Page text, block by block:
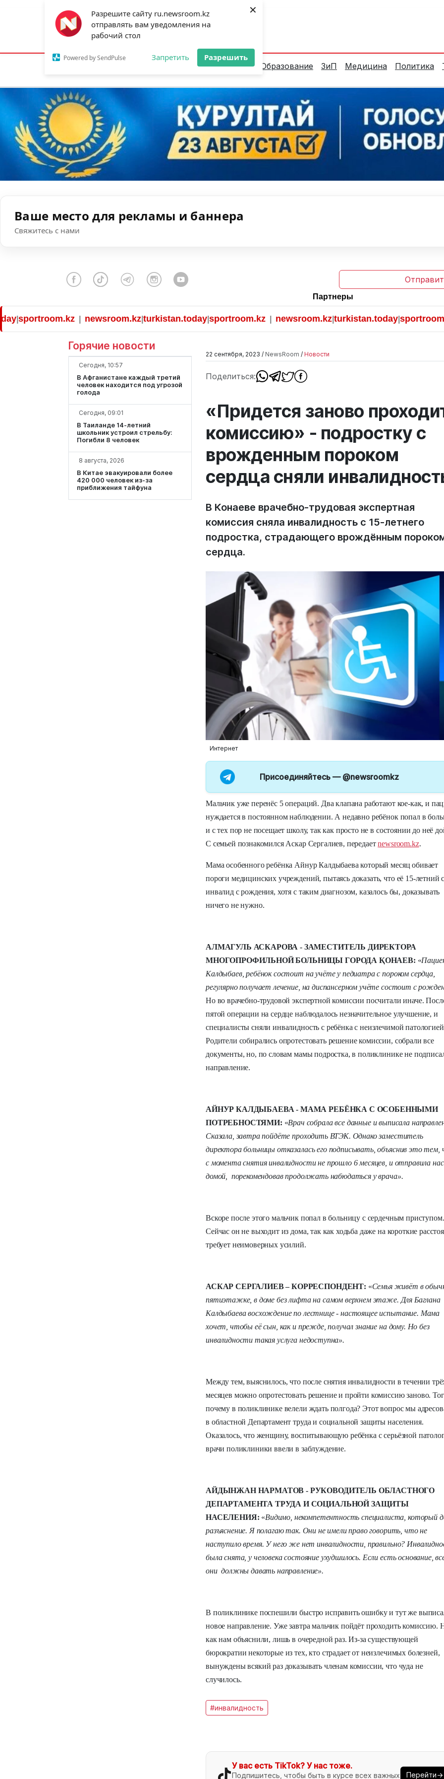
Разрешите сайту ru.newsroom.kz
отправлять вам уведомления на
рабочий стол
Powered by SendPulse Запретить Разрешить
×
Астана:32°C Алматы:35°C Шымкент:
Новости Аналитика Образование ЗиП Медицина Политика
Ваше место для рекламы и баннера
Свяжитесь с нами
Партнеры
|newsroom.kz|turkistan.today|sportroom.kz|newsroom.kz|turkistan.today|sportroom.kz
Горячие новости
Сегодня, 10:57
В Афганистане каждый третий
человек находится под угрозой
голода
Сегодня, 09:01
В Таиланде 14-летний
школьник устроил стрельбу:
Погибли 8 человек
8 августа, 2026
В Китае эвакуировали более
420 000 человек из-за
приближения тайфуна
22 сентября, 2023 / NewsRoom / Новости
Поделиться:
«Придется заново
комиссию» - подростку с
врожденным пороком
сердца сняли
В Конаеве врачебно-трудовая экспертная
комиссия сняла инвалидность с 15-летнего
подростка, страдающего врождённым
сердца.
Интернет
Присоединяйтесь — @newsroomkz
Мальчик уже перенёс 5 операций. Два клапана работают кое-как, и
нуждается в постоянном наблюдении. А недавно ребёнок попал в
и с тех пор не посещает школу, так как просто не в состоянии до неё
С семьей познакомился Аскар Сергалиев, передаетnewsroom.kz.
Мама особенного ребёнка Айнур Калдыбаева который месяц обивает
пороги медицинских учреждений, пытаясь доказать, что её 15-летний
инвалид с рождения, хотя с таким диагнозом, казалось бы, доказывать
ничего не нужно.
АЛМАГУЛЬ АСКАРОВА - ЗАМЕСТИТЕЛЬ ДИРЕКТОРА
МНОГОПРОФИЛЬНОЙ БОЛЬНИЦЫ ГОРОДА ҚОНАЕВ: «
Калдыбаев, ребёнок состоит на учёте у педиатра с пороком сердца,
регулярно получает лечение, на диспансерном учёте состоит с
Но во врачебно-трудовой экспертной комиссии посчитали иначе.
пятой операции на сердце наблюдалось незначительное улучшение, и
специалисты сняли инвалидность с ребёнка с неизлечимой
Родители собирались опротестовать решение комиссии, собрали все
документы, но, по словам мамы подростка, в поликлинике не
направление.
АЙНУР КАЛДЫБАЕВА - МАМА РЕБЁНКА С ОСОБЕННЫМИ
ПОТРЕБНОСТЯМИ: «Врач собрала все данные и выписала
Сказала, завтра пойдёте проходить ВТЭК. Однако заместитель
директора больницы отказалась его подписывать, объяснив это тем,
с момента снятия инвалидности не прошло 6 месяцев, и отправила нас
домой, порекомендовав продолжать набюдаться у врача».
Вскоре после этого мальчик попал в больницу с сердечным приступом.
Сейчас он не выходит из дома, так как ходьба даже на короткие
требует неимоверных усилий.
АСКАР СЕРГАЛИЕВ – КОРРЕСПОНДЕНТ: «Семья живёт в
пятиэтажке, в доме без лифта на самом верхнем этаже. Для Баглана
Калдыбаева восхождение по лестнице - настоящее испытание. Мама
хочет, чтобы её сын, как и прежде, получал знание на дому. Но без
инвалидности такая услуга недоступна».
Между тем, выяснилось, что после снятия инвалидности в течении
месяцев можно опротестовать решение и пройти комиссию заново.
почему в поликлинике велели ждать полгода? Этот вопрос мы
в областной Департамент труда и социальной защиты населения.
Оказалось, что женщину, воспитывающую ребёнка с серьёзной
врачи поликлиники ввели в заблуждение.
АЙДЫНЖАН НАРМАТОВ - РУКОВОДИТЕЛЬ ОБЛАСТНОГО
ДЕПАРТАМЕНТА ТРУДА И СОЦИАЛЬНОЙ ЗАЩИТЫ
НАСЕЛЕНИЯ: «Видимо, некомпетентность специалиста, который
разъяснение. Я полагаю так. Они не имели право говорить, что не
наступило время. У него же нет инвалидности, правильно?
была снята, у человека состояние ухудшилось. Если есть основание,
они должны давать направление».
В поликлинике поспешили быстро исправить ошибку и тут же
новое направление. Уже завтра мальчик пойдёт проходить комиссию.
как нам объяснили, лишь в очередной раз. Из-за существующей
бюрократии некоторые из тех, кто страдает от неизлечимых болезней,
вынуждены всякий раз доказывать членам комиссии, что чуда не
случилось.
#инвалидность
У вас есть TikTok? У нас тоже.
Подпишитесь, чтобы быть в курсе всех важных Перейти→